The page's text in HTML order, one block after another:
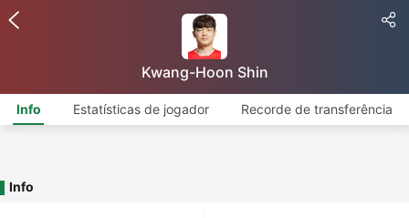
Kwang-Hoon Shin
Info Estatísticas de jogador Recorde de transferência
Info